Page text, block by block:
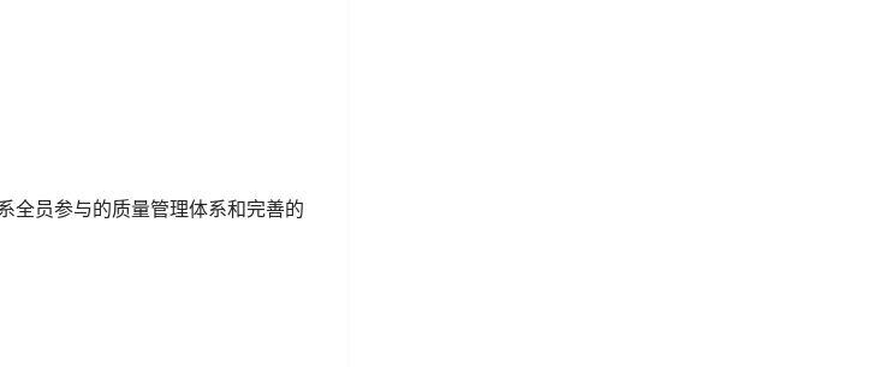
全员参与的质量管理体系和完善的